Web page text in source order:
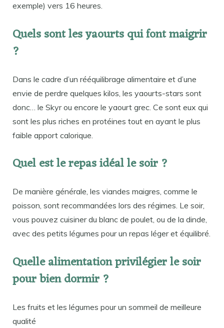
exemple) vers 16 heures.
Quels sont les yaourts qui font maigrir
?
Dans le cadre d’un rééquilibrage alimentaire et d’une
envie de perdre quelques kilos, les yaourts-stars sont
donc… le Skyr ou encore le yaourt grec. Ce sont eux qui
sont les plus riches en protéines tout en ayant le plus
faible apport calorique.
Quel est le repas idéal le soir ?
De manière générale, les viandes maigres, comme le
poisson, sont recommandées lors des régimes. Le soir,
vous pouvez cuisiner du blanc de poulet, ou de la dinde,
avec des petits légumes pour un repas léger et équilibré.
Quelle alimentation privilégier le soir
pour bien dormir ?
Les fruits et les légumes pour un sommeil de meilleure
qualité